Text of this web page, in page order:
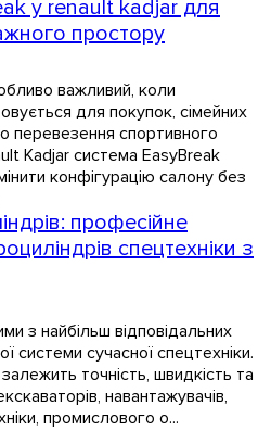
у renault kadjar для
простору
важливий, коли
для покупок, сімейних
перевезення спортивного
Kadjar система EasyBreak
конфігурацію салону без
професійне
спецтехніки з
з найбільш відповідальних
системи сучасної спецтехніки.
залежить точність, швидкість та
навантажувачів,
промислового о...